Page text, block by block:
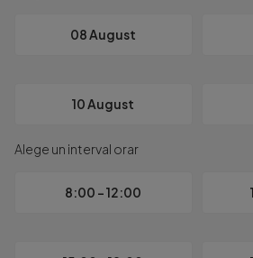
08 August
10 August
Alege un interval orar
8:00 - 12:00